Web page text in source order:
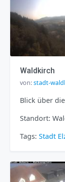
Waldkirch
von:stadt-
Blick über
Standort:
Tags: Stadt